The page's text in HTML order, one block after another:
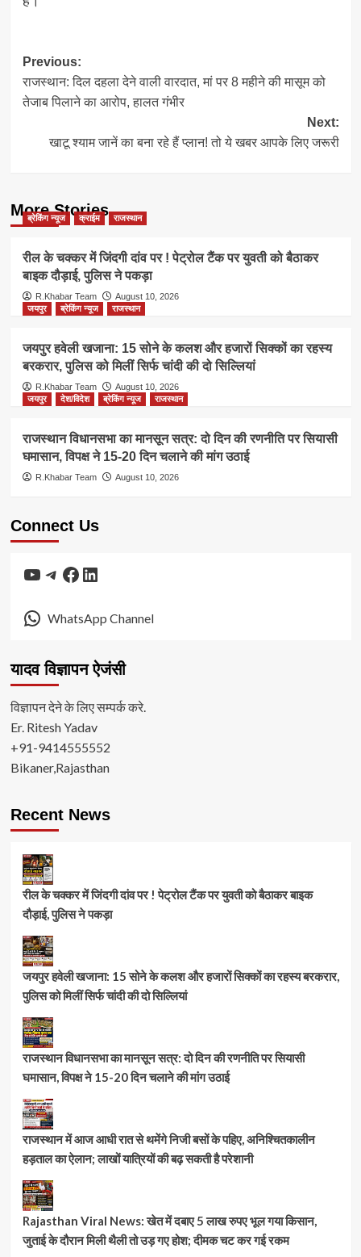
Post
navigation
Previous:
राजस्थान: दिल दहला देने वाली वारदात, मां पर 8 महीने की मासूम को
तेजाब पिलाने का आरोप, हालत गंभीर
Next:
खाटू श्याम जानें का बना रहे हैं प्लान! तो ये खबर आपके लिए जरूरी
More Stories
ब्रेकिंग न्यूज क्राईम राजस्थान
रील के चक्कर में जिंदगी दांव पर ! पेट्रोल टैंक पर युवती को बैठाकर
बाइक दौड़ाई, पुलिस ने पकड़ा
R.Khabar Team
August 10, 2026
जयपुर
ब्रेकिंग न्यूज राजस्थान
जयपुर हवेली खजाना: 15 सोने के कलश और हजारों सिक्कों का रहस्य
बरकरार, पुलिस को मिलीं सिर्फ चांदी की दो सिल्लियां
R.Khabar Team
August 10, 2026
जयपुर
देश/विदेश ब्रेकिंग न्यूज राजस्थान
राजस्थान विधानसभा का मानसून सत्र: दो दिन की रणनीति पर सियासी
घमासान, विपक्ष ने 15-20 दिन चलाने की मांग उठाई
R.Khabar Team August 10, 2026
Connect Us
YouTube
Telegram
Facebook
LinkedIn
WhatsApp Channel
यादव विज्ञापन ऐजंसी
विज्ञापन देने के लिए सम्पर्क करे.
Er. Ritesh Yadav
+91-9414555552
Bikaner,Rajasthan
Recent News
रील के चक्कर में जिंदगी दांव पर ! पेट्रोल टैंक पर युवती को बैठाकर बाइक
दौड़ाई, पुलिस ने पकड़ा
जयपुर हवेली खजाना: 15 सोने के कलश और हजारों सिक्कों का रहस्य बरकरार,
पुलिस को मिलीं सिर्फ चांदी की दो सिल्लियां
राजस्थान विधानसभा का मानसून सत्र: दो दिन की रणनीति पर सियासी
घमासान, विपक्ष ने 15-20 दिन चलाने की मांग उठाई
राजस्थान में आज आधी रात से थमेंगे निजी बसों के पहिए, अनिश्चितकालीन
हड़ताल का ऐलान; लाखों यात्रियों की बढ़ सकती है परेशानी
Rajasthan Viral News: खेत में दबाए 5 लाख रुपए भूल गया किसान,
जुताई के दौरान मिली थैली तो उड़ गए होश; दीमक चट कर गई रकम